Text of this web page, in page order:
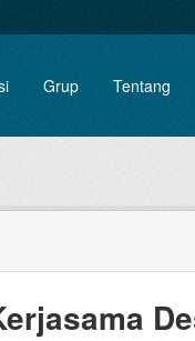
Grup Tentang